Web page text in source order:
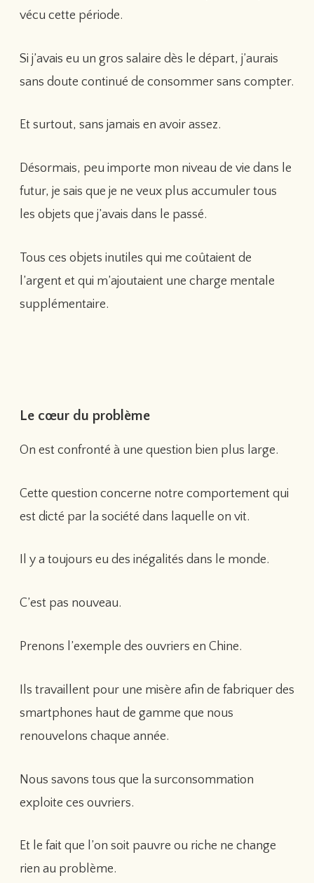
vécu cette période.
Si j’avais eu un gros salaire dès le départ, j’aurais
sans doute continué de consommer sans compter.
Et surtout, sans jamais en avoir assez.
Désormais, peu importe mon niveau de vie dans le
futur, je sais que je ne veux plus accumuler tous
les objets que j’avais dans le passé.
Tous ces objets inutiles qui me coûtaient de
l’argent et qui m’ajoutaient une charge mentale
supplémentaire.
Le cœur du problème
On est confronté à une question bien plus large.
Cette question concerne notre comportement qui
est dicté par la société dans laquelle on vit.
Il y a toujours eu des inégalités dans le monde.
C’est pas nouveau.
Prenons l’exemple des ouvriers en Chine.
Ils travaillent pour une misère afin de fabriquer des
smartphones haut de gamme que nous
renouvelons chaque année.
Nous savons tous que la surconsommation
exploite ces ouvriers.
Et le fait que l’on soit pauvre ou riche ne change
rien au problème.